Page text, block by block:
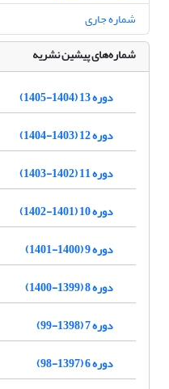
شماره جاری
شماره‌های پیشین نشریه
دوره 13 (1404-1405)
دوره 12 (1403-1404)
دوره 11 (1402-1403)
دوره 10 (1401-1402)
دوره 9 (1400-1401)
دوره 8 (1399-1400)
دوره 7 (1398-99)
دوره 6 (1397-98)